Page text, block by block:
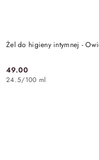
Żel do higieny intymnej -
Cena:
49.00
24.5/100 ml